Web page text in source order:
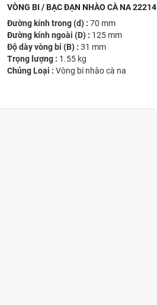
VÒNG BI / BẠC ĐẠN NHÀO CÀ NA 22214
Đường kính trong (d) : 70 mm
Đường kính ngoài (D) : 125 mm
Độ dày vòng bi (B) : 31 mm
Trọng lượng : 1.55 kg
Chủng Loại :Vòng bi nhào cà na